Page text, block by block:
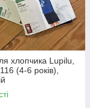
хлопчика Lupilu,
(4-6 років),